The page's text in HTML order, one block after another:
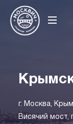
г. Москва,
Висячий мост,